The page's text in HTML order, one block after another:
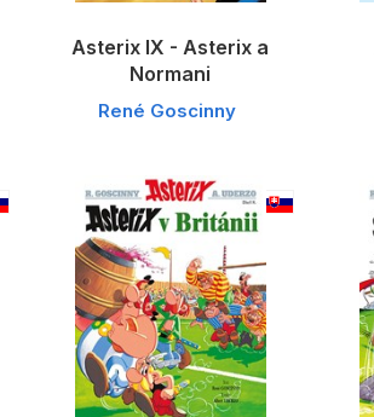
Asterix IX - Asterix a
Normani
René Goscinny